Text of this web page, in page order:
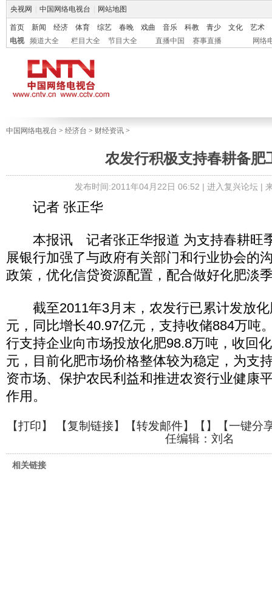
央视网 中国网络电视台 网站地图
首页 新闻 经济 体育 综艺 春晚 戏曲 音乐 科教 青少 文化
艺术
电视
频道大全 栏目大全 节目大全 直播中国 赛事直播 网络
中国网络电视台 > 经济台 > 财经资讯 >
农发行积极支持春耕备肥
发布时间:2011年04月22日 06:52 | 进入复兴论坛|
记者 张正华
本报讯 记者张正华报道 为支持春耕旺
展银行加强了与政府有关部门和行业协会的
政策，优化信贷资源配置，配合做好化肥淡
截至2011年3月末，农发行已累计发放化
元，同比增长40.97亿元，支持收储884万吨
行支持企业向市场投放化肥98.8万吨，收回
元，目前化肥市场价格整体较为稳定，为支
资市场、保护农民利益和推进农资行业健康
作用。
【打印】 【复制链接】【转发邮件】【 】
【一键分
任编辑：刘名
相关链接